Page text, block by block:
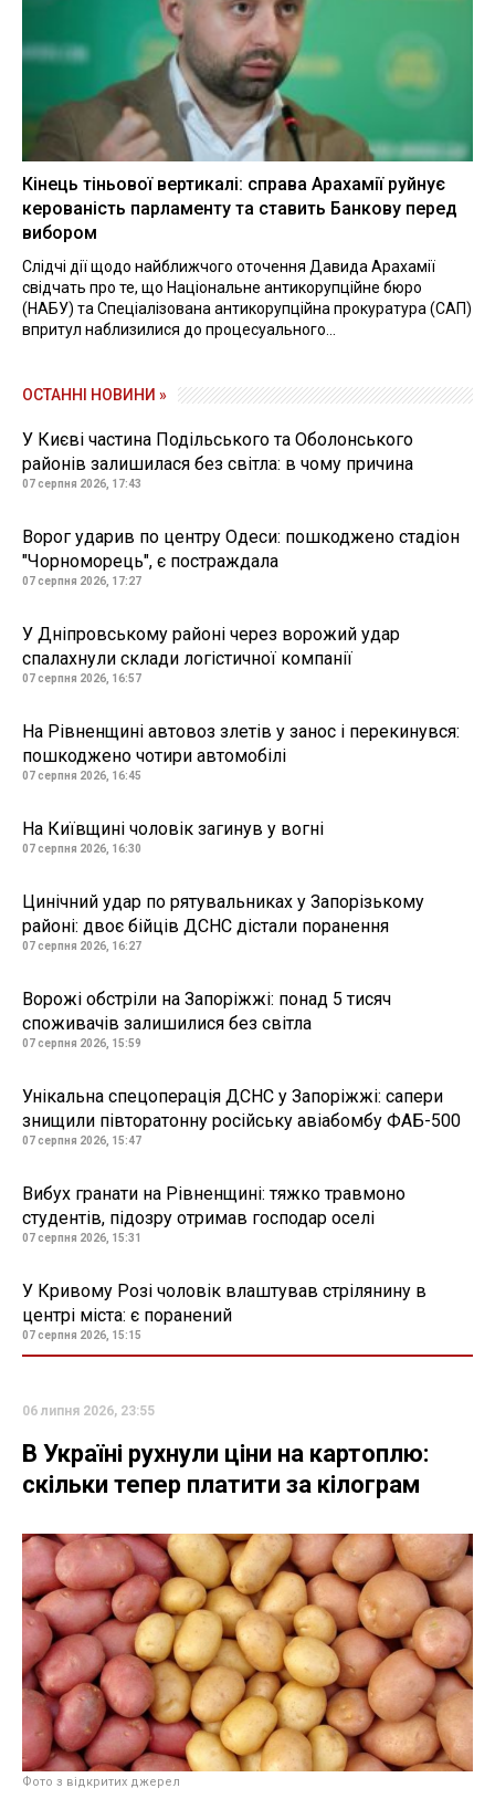
Кінець тіньової вертикалі: справа Арахамії руйнує
керованість парламенту та ставить Банкову перед
вибором
Слідчі дії щодо найближчого оточення Давида Арахамії
свідчать про те, що Національне антикорупційне бюро
(НАБУ) та Спеціалізована антикорупційна прокуратура (САП)
впритул наблизилися до процесуального...
ОСТАННІ НОВИНИ »
У Києві частина Подільського та Оболонського
районів залишилася без світла: в чому причина
07 серпня 2026, 17:43
Ворог ударив по центру Одеси: пошкоджено стадіон
"Чорноморець", є постраждала
07 серпня 2026, 17:27
У Дніпровському районі через ворожий удар
спалахнули склади логістичної компанії
07 серпня 2026, 16:57
На Рівненщині автовоз злетів у занос і перекинувся:
пошкоджено чотири автомобілі
07 серпня 2026, 16:45
На Київщині чоловік загинув у вогні
07 серпня 2026, 16:30
Цинічний удар по рятувальниках у Запорізькому
районі: двоє бійців ДСНС дістали поранення
07 серпня 2026, 16:27
Ворожі обстріли на Запоріжжі: понад 5 тисяч
споживачів залишилися без світла
07 серпня 2026, 15:59
Унікальна спецоперація ДСНС у Запоріжжі: сапери
знищили півторатонну російську авіабомбу ФАБ-500
07 серпня 2026, 15:47
Вибух гранати на Рівненщині: тяжко травмоно
студентів, підозру отримав господар оселі
07 серпня 2026, 15:31
У Кривому Розі чоловік влаштував стрілянину в
центрі міста: є поранений
07 серпня 2026, 15:15
06 липня 2026, 23:55
В Україні рухнули ціни на картоплю:
скільки тепер платити за кілограм
Фото з відкритих джерел